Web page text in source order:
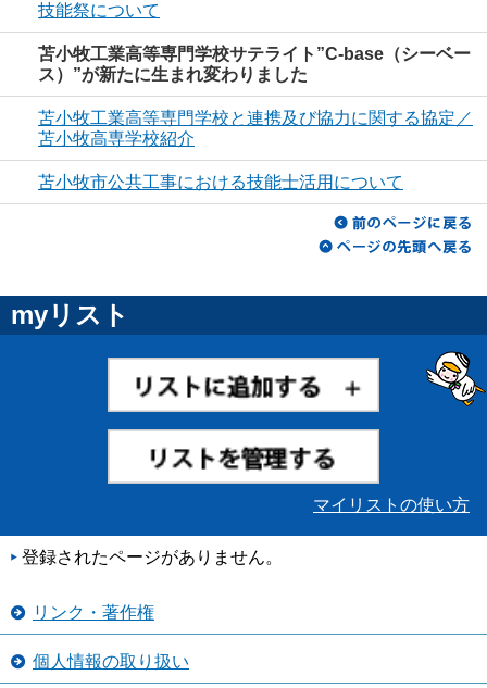
技能祭について
苫小牧工業高等専門学校サテライト”C-base（シーベー
ス）”が新たに生まれ変わりました
苫小牧工業高等専門学校と連携及び協力に関する協定／
苫小牧高専学校紹介
苫小牧市公共工事における技能士活用について
myリスト
マイリストの使い方
登録されたページがありません。
リンク・著作権
個人情報の取り扱い